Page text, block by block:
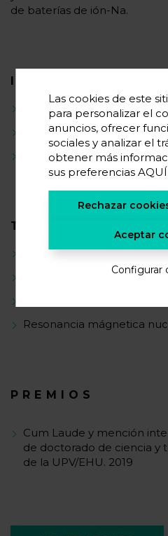
de baterías de ión-Na.
INTERESES
Difracción de rayos X
Carbones
Baterías de sodio-ion
TRAYECTORIA
Cátodos para baterías de
Difracción de rayos X
Resonancia mágnetica
PREMIOS
Cum Laude y mención
de doctorado de ciencia y
de la UPV/EHU. 2019
Las cookies de este
para personalizar el
anuncios, ofrecer
sociales y analizar el
obtener más
sus preferenciasAQUÍ
Rechazar
Aceptar
Configurar